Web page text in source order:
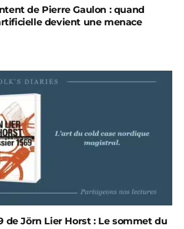
de Pierre Gaulon : quand
devient une menace
de Jörn Lier Horst : Le sommet du